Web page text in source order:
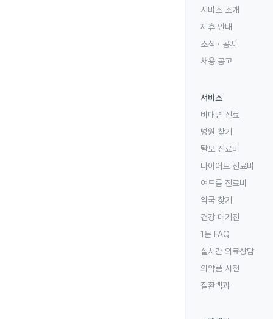
서비스 소개
제휴 안내
소식 · 공지
채용 공고
서비스
비대면 진료
병원 찾기
탈모 진료비
다이어트 진료비
여드름 진료비
약국 찾기
건강 매거진
1분 FAQ
실시간 의료상담
의약품 사전
질환백과